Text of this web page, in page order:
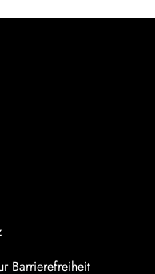
Barrierefreiheit